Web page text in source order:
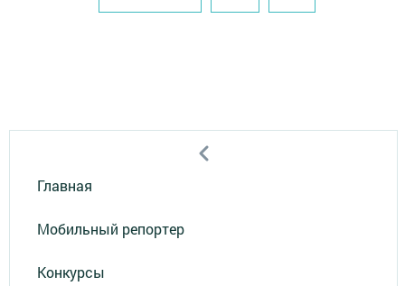
Главная
Мобильный репортер
Конкурсы